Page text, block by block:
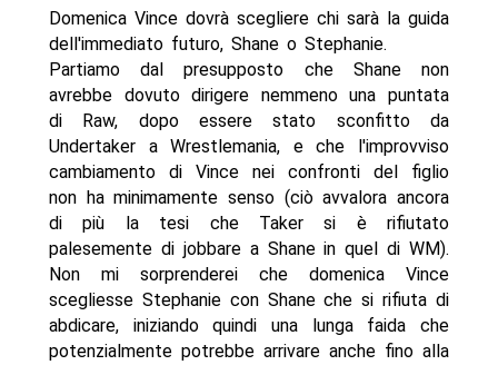
Domenica Vince dovrà scegliere chi sarà la guida
dell'immediato futuro, Shane o Stephanie.
Partiamo dal presupposto che Shane non
avrebbe dovuto dirigere nemmeno una puntata
di Raw, dopo essere stato sconfitto da
Undertaker a Wrestlemania, e che l'improvviso
cambiamento di Vince nei confronti del figlio
non ha minimamente senso (ciò avvalora ancora
di più la tesi che Taker si è rifiutato
palesemente di jobbare a Shane in quel di WM).
Non mi sorprenderei che domenica Vince
scegliesse Stephanie con Shane che si rifiuta di
abdicare, iniziando quindi una lunga faida che
potenzialmente potrebbe arrivare anche fino alla